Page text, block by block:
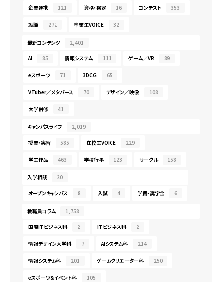
企業連携 121 資格・検定 16 コンテスト 353
就職 272 卒業生VOICE 32
最新コンテンツ 2,401
AI 85 情報システム 111 ゲーム／VR 89
eスポーツ 71 3DCG 65
VTuber／メタバース 70 デザイン／映像 108
大学併修 41
キャンパスライフ 2,019
授業・実習 585 在校生VOICE 229
学生作品 463 学校行事 123 サークル 158
入学相談 20
オープンキャンパス 8 入試 4 学費・奨学金 6
教職員コラム 1,758
国際ITビジネス科 2 ITビジネス科 2
情報デザイン大学科 7 AIシステム科 214
情報システム科 201 ゲームクリエーター科 250
eスポーツ＆イベント科 105